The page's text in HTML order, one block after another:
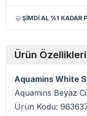
ŞİMDİ AL %1 KADAR
Ürün Özellikleri
Aquamins White
Aquamins Beyaz
Ürün Kodu: